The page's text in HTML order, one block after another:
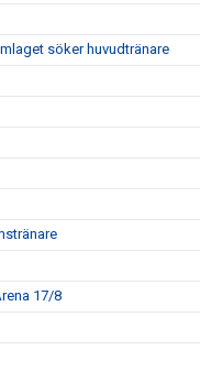
söker huvudtränare
17/8